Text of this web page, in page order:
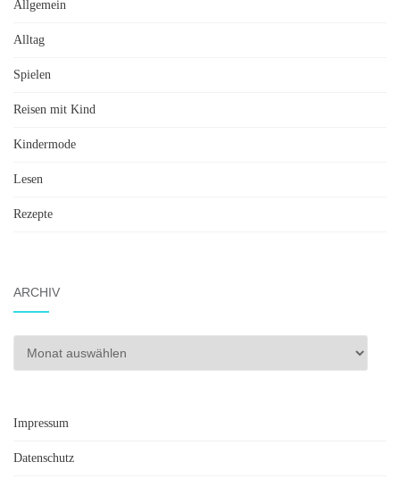
Allgemein
Alltag
Spielen
Reisen mit Kind
Kindermode
Lesen
Rezepte
ARCHIV
Archiv
Impressum
Datenschutz